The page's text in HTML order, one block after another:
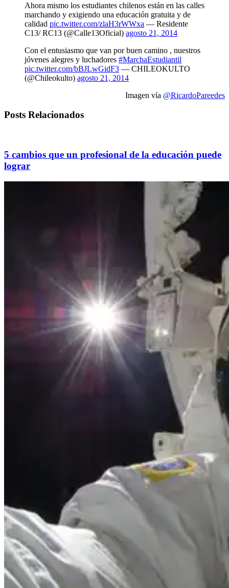
Ahora mismo los estudiantes chilenos están en las calles
marchando y exigiendo una educación gratuita y de
calidad pic.twitter.com/zlaH3rWWxa — Residente
C13/ RC13 (@Calle13Oficial) agosto 21, 2014
Con el entusiasmo que van por buen camino , nuestros
jóvenes alegres y luchadores #MarchaEstudiantil
pic.twitter.com/bBJLwGidF3 — CHILEOKULTO
(@Chileokulto) agosto 21, 2014
Imagen vía @RicardoPareedes
Posts Relacionados
5 cambios que un profesional de la educación puede
lograr